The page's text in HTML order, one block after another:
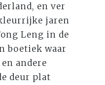
en ver
jaren
Leng in de
boetiek waar
andere
deur plat